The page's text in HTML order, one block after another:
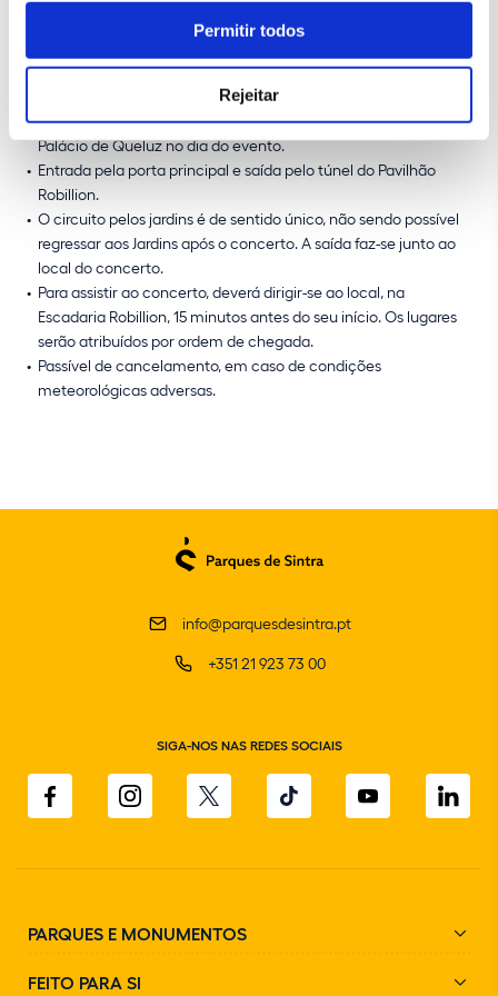
Permitir todos
Rejeitar
Condições:
Uso obrigatório de máscara em espaços interiores.
Os bilhetes de acesso devem ser levantados na bilheteira do
Palácio de Queluz no dia do evento.
Entrada pela porta principal e saída pelo túnel do Pavilhão
Robillion.
O circuito pelos jardins é de sentido único, não sendo possível
regressar aos Jardins após o concerto. A saída faz-se junto ao
local do concerto.
Para assistir ao concerto, deverá dirigir-se ao local, na
Escadaria Robillion, 15 minutos antes do seu início. Os lugares
serão atribuídos por ordem de chegada.
Passível de cancelamento, em caso de condições
meteorológicas adversas.
info@parquesdesintra.pt
+351 21 923 73 00
SIGA-NOS NAS REDES SOCIAIS
PARQUES E MONUMENTOS
FEITO PARA SI